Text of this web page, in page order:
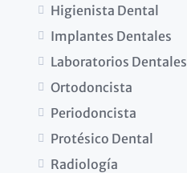
Higienista Dental
Implantes Dentales
Laboratorios Dentales
Ortodoncista
Periodoncista
Protésico Dental
Radiología